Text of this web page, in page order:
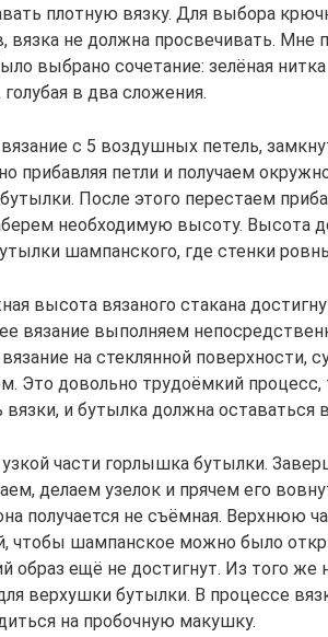
плотную вязку. Для выбора
вязка не должна просвечивать. Мне
выбрано сочетание: зелёная
в два сложения.
с 5 воздушных петель,
прибавляя петли и получаем
После этого перестаем
необходимую высоту. Высота
шампанского, где стенки
высота вязаного стакана
вязание выполняем
вязание на стеклянной поверхности,
Это довольно трудоёмкий
вязки, и бутылка должна оставаться
части горлышка бутылки.
делаем узелок и прячем его
получается не съёмная. Верхнюю
чтобы шампанское можно было
образ ещё не достигнут. Из того
верхушки бутылки. В процессе
на пробочную макушку.